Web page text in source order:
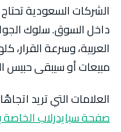
الشركات السعودية
داخل السوق. سلوك
العربية، وسرعة القرار،
مبيعات أو سيبقى حبيس
العلامات التي تريد
صفحة سبايدرلاب